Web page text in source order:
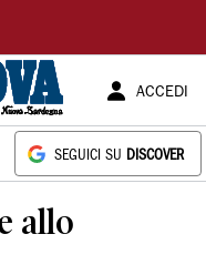
ACCEDI
SEGUICI SU DISCOVER
allo